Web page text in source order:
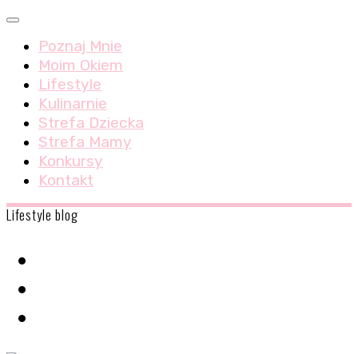
Skip
content
Menu
Poznaj Mnie
Moim Okiem
Lifestyle
Kulinarnie
Strefa Dziecka
Strefa Mamy
Konkursy
Kontakt
Lifestyle blog